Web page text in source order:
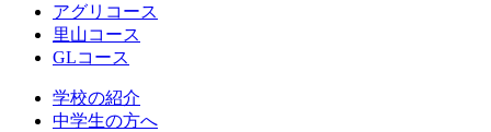
アグリコース
里山コース
GLコース
学校の紹介
中学生の方へ